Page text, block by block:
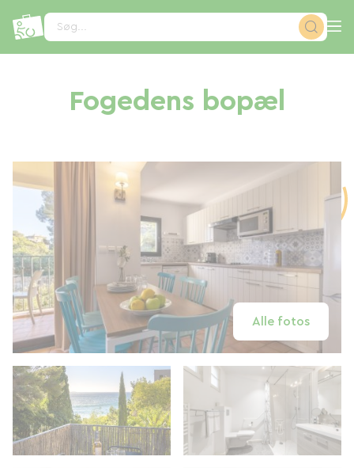
Søg...
Fogedens bopæl
Alle fotos
CCookie-styringspanel